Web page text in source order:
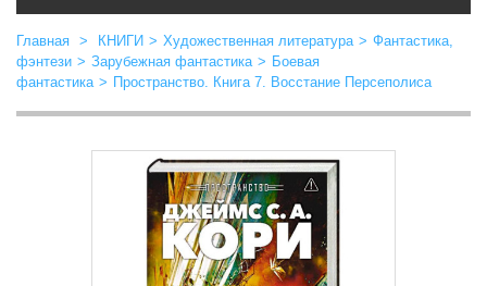
Главная > КНИГИ > Художественная литература > Фантастика,
фэнтези > Зарубежная фантастика > Боевая
фантастика > Пространство. Книга 7. Восстание Персеполиса